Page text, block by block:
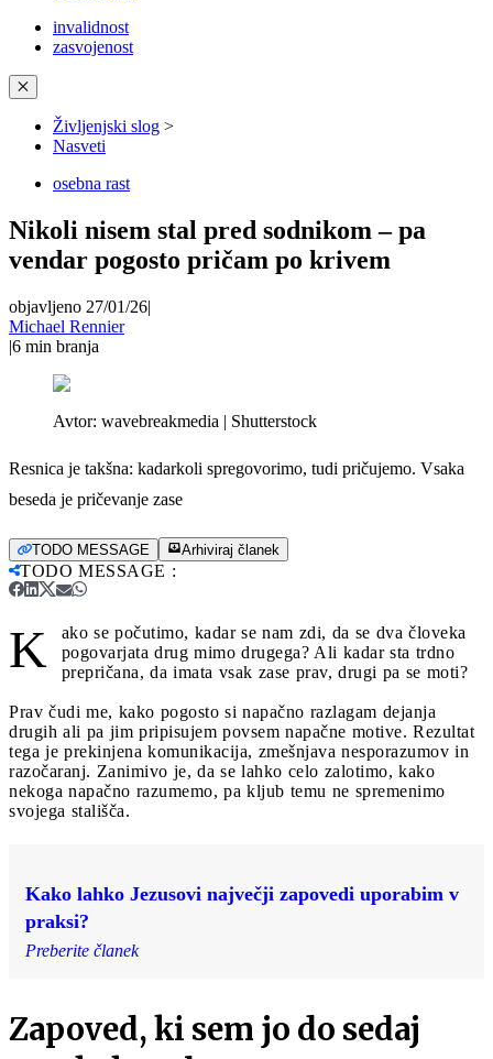
invalidnost
zasvojenost
✕
Življenjski slog >
Nasveti
osebna rast
Nikoli nisem stal pred sodnikom – pa
vendar pogosto pričam po krivem
objavljeno 27/01/26|
Michael Rennier
|6 min branja
Avtor: wavebreakmedia | Shutterstock
Resnica je takšna: kadarkoli spregovorimo, tudi pričujemo. Vsaka
beseda je pričevanje zase
TODO MESSAGE Arhiviraj članek
TODO MESSAGE :
K
ako se počutimo, kadar se nam zdi, da se dva človeka
pogovarjata drug mimo drugega? Ali kadar sta trdno
prepričana, da imata vsak zase prav, drugi pa se moti?
Prav čudi me, kako pogosto si napačno razlagam dejanja
drugih ali pa jim pripisujem povsem napačne motive. Rezultat
tega je prekinjena komunikacija, zmešnjava nesporazumov in
razočaranj. Zanimivo je, da se lahko celo zalotimo, kako
nekoga napačno razumemo, pa kljub temu ne spremenimo
svojega stališča.
Kako lahko Jezusovi največji zapovedi uporabim v
praksi?
Preberite članek
Zapoved, ki sem jo do sedaj